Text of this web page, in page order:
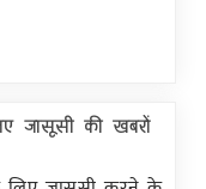
की खबरों